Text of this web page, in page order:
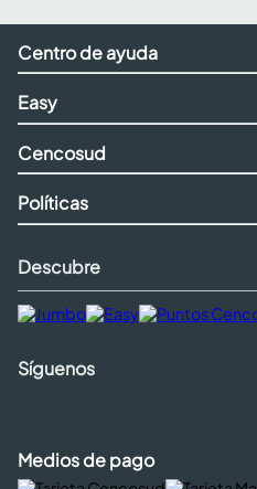
Centro de ayuda
Easy
Cencosud
Políticas
Descubre
Síguenos
Medios de pago